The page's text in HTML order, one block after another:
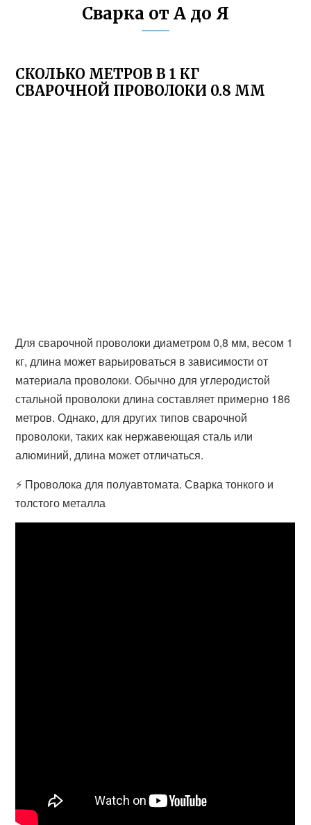
Сварка от А до Я
СКОЛЬКО МЕТРОВ В 1 КГ
СВАРОЧНОЙ ПРОВОЛОКИ 0.8 ММ
Для сварочной проволоки диаметром 0,8 мм, весом 1
кг, длина может варьироваться в зависимости от
материала проволоки. Обычно для углеродистой
стальной проволоки длина составляет примерно 186
метров. Однако, для других типов сварочной
проволоки, таких как нержавеющая сталь или
алюминий, длина может отличаться.
⚡ Проволока для полуавтомата. Сварка тонкого и
толстого металла